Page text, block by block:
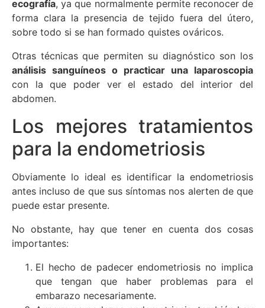
ecografía, ya que normalmente permite reconocer de
forma clara la presencia de tejido fuera del útero,
sobre todo si se han formado quistes ováricos.
Otras técnicas que permiten su diagnóstico son los
análisis sanguíneos o practicar una laparoscopia
con la que poder ver el estado del interior del
abdomen.
Los mejores tratamientos
para la endometriosis
Obviamente lo ideal es identificar la endometriosis
antes incluso de que sus síntomas nos alerten de que
puede estar presente.
No obstante, hay que tener en cuenta dos cosas
importantes:
El hecho de padecer endometriosis no implica
que tengan que haber problemas para el
embarazo necesariamente.